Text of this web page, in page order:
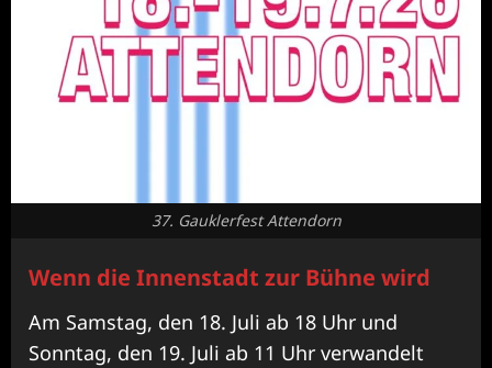
37. Gauklerfest Attendorn
Wenn die Innenstadt zur Bühne wird
Am Samstag, den 18. Juli ab 18 Uhr und
Sonntag, den 19. Juli ab 11 Uhr verwandelt